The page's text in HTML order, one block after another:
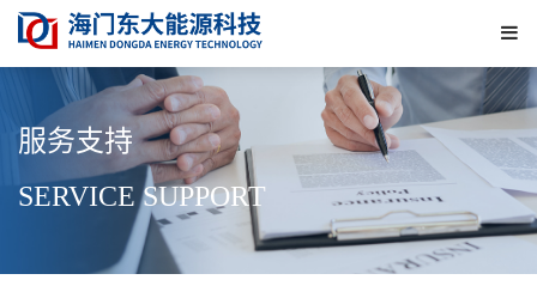
下
菜
单
服务支持
SERVICE SUPPORT